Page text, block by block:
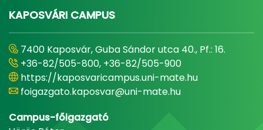
KAPOSVÁRI CAMPUS
7400 Kaposvár, Guba Sándor utca 40., Pf.: 16.
+36-82/505-800, +36-82/505-900
https://kaposvaricampus.uni-mate.hu
foigazgato.kaposvar@uni-mate.hu
Campus-főigazgató